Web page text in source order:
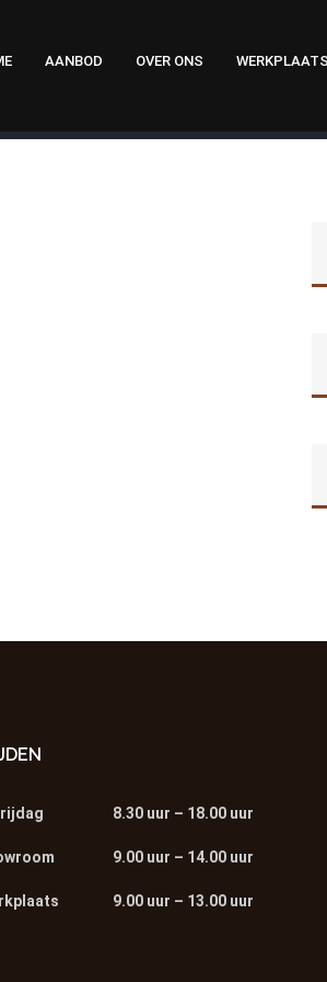
AANBOD OVER ONS WERKPLAATS
8.30 uur – 18.00 uur
9.00 uur – 14.00 uur
9.00 uur – 13.00 uur